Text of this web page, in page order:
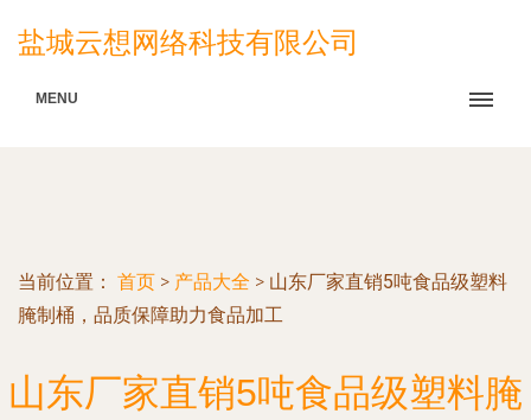
盐城云想网络科技有限公司
MENU
当前位置： 首页 > 产品大全 > 山东厂家直销5吨食品级塑料
腌制桶，品质保障助力食品加工
山东厂家直销5吨食品级塑料腌